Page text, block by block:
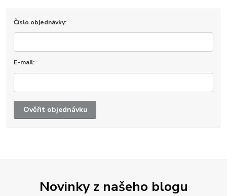
Číslo objednávky:
E-mail:
Ověřit objednávku
Novinky z našeho blogu